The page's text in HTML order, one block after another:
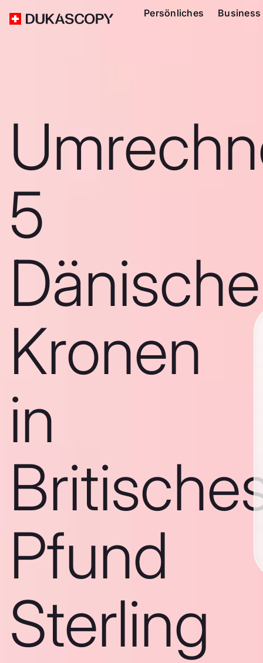
Persönliches Business
5
Dänische
Kronen
in
Pfund
Sterling